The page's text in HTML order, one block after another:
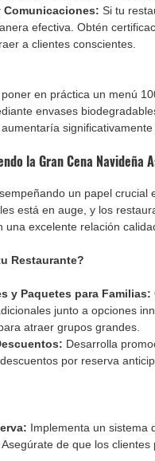
Si tu
efectiva. Obtén
a clientes conscientes.
en práctica un menú
envases
la Gran Cena Navideña
un papel
está en auge, y los
una excelente relación
Restaurante?
y Paquetes para Familias:
junto a opciones
atraer grupos grandes.
Desarrolla
por reserva
Implementa un sistema
de que los